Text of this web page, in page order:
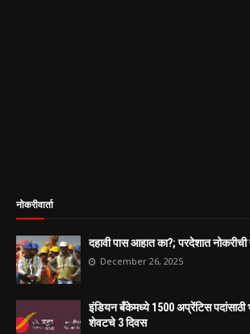
नोकरीवार्ता
दहावी पास आहात का?; परदेशात नोकरीची
December 26, 2025
इंडियन बँकेमध्ये 1500 अप्रेंटिस पदांसाठी
शेवटचे 3 दिवस